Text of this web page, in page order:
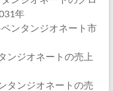
年
ンタンジオネート市
ンジオネートの売上
タンジオネートの売